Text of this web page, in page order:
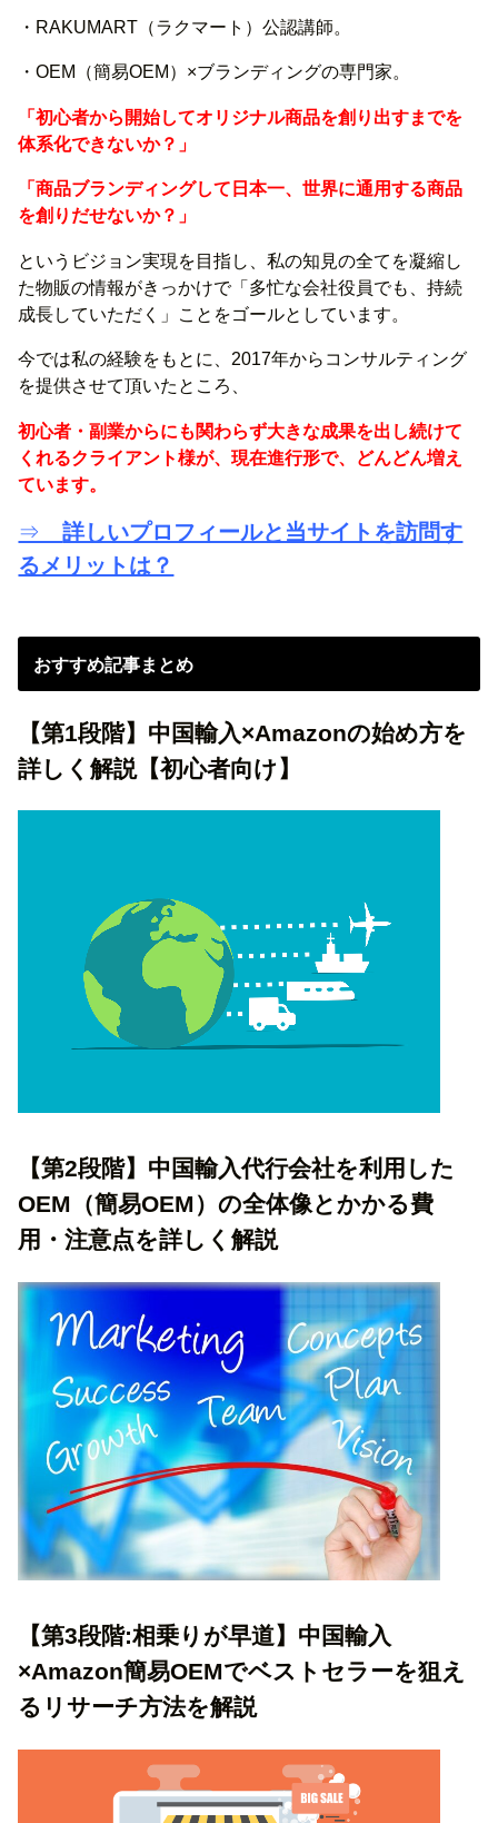
・RAKUMART（ラクマート）公認講師。
・OEM（簡易OEM）×ブランディングの専門家。
「初心者から開始してオリジナル商品を創り出すまでを
体系化できないか？」
「商品ブランディングして日本一、世界に通用する商品
を創りだせないか？」
というビジョン実現を目指し、私の知見の全てを凝縮し
た物販の情報がきっかけで「多忙な会社役員でも、持続
成長していただく」ことをゴールとしています。
今では私の経験をもとに、2017年からコンサルティング
を提供させて頂いたところ、
初心者・副業からにも関わらず大きな成果を出し続けて
くれるクライアント様が、現在進行形で、どんどん増え
ています。
⇒詳しいプロフィールと当サイトを訪問す
るメリットは？
おすすめ記事まとめ
【第1段階】中国輸入×Amazonの始め方を
詳しく解説【初心者向け】
【第2段階】中国輸入代行会社を利用した
OEM（簡易OEM）の全体像とかかる費
用・注意点を詳しく解説
【第3段階:相乗りが早道】中国輸入
×Amazon簡易OEMでベストセラーを狙え
るリサーチ方法を解説